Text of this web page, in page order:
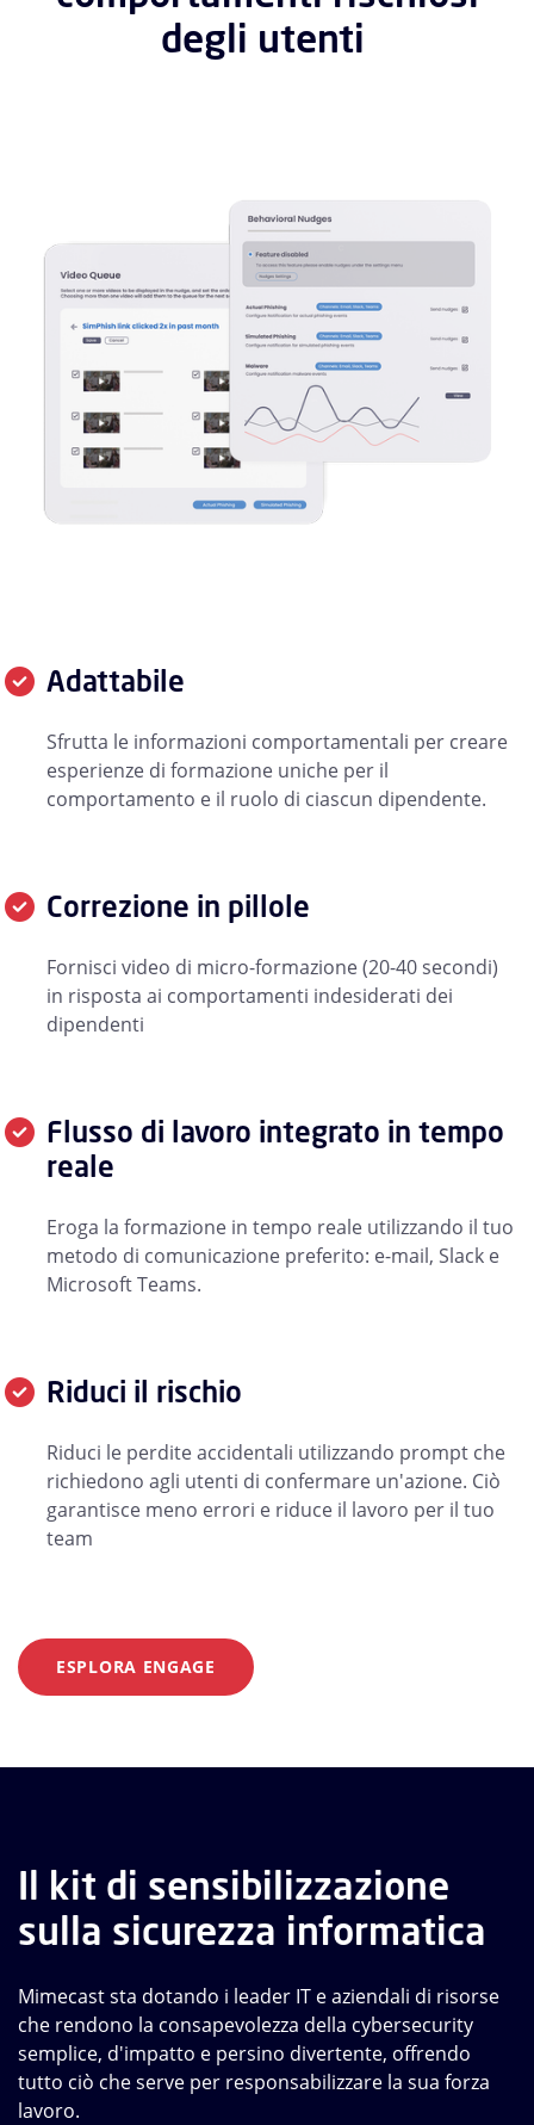
degli utenti
Adattabile
Sfrutta le informazioni comportamentali per creare
esperienze di formazione uniche per il
comportamento e il ruolo di ciascun dipendente.
Correzione in pillole
Fornisci video di micro-formazione (20-40 secondi)
in risposta ai comportamenti indesiderati dei
dipendenti
Flusso di lavoro integrato in tempo
reale
Eroga la formazione in tempo reale utilizzando il tuo
metodo di comunicazione preferito: e-mail, Slack e
Microsoft Teams.
Riduci il rischio
Riduci le perdite accidentali utilizzando prompt che
richiedono agli utenti di confermare un'azione. Ciò
garantisce meno errori e riduce il lavoro per il tuo
team
ESPLORA ENGAGE
Il kit di sensibilizzazione
sulla sicurezza informatica
Mimecast sta dotando i leader IT e aziendali di risorse
che rendono la consapevolezza della cybersecurity
semplice, d'impatto e persino divertente, offrendo
tutto ciò che serve per responsabilizzare la sua forza
lavoro.